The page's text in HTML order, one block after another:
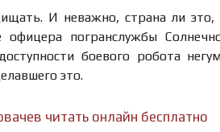
И неважно, страна ли
офицера погранслужбы
боевого робота
это.
читать онлайн бесплатно